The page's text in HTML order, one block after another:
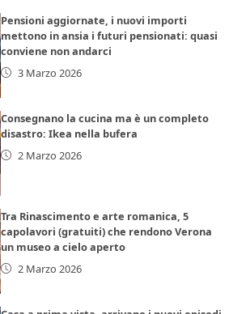
Pensioni aggiornate, i nuovi importi
mettono in ansia i futuri pensionati: quasi
conviene non andarci
3 Marzo 2026
Consegnano la cucina ma è un completo
disastro: Ikea nella bufera
2 Marzo 2026
Tra Rinascimento e arte romanica, 5
capolavori (gratuiti) che rendono Verona
un museo a cielo aperto
2 Marzo 2026